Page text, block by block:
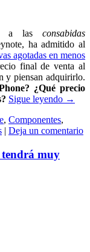
a las consabidas
ha admitido al
agotadas en menos
final de venta al
y piensan adquirirlo.
¿Qué precio
Sigue leyendo →
, Componentes,
| Deja un comentario
tendrá muy